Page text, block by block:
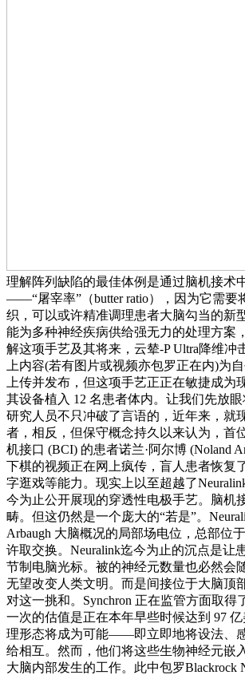
理解阵列缺陷的最佳体例是通过脑机接术
——“屠宰率”（butter ratio），因为它需要
织，可以或许精准调理患者大脑勾当的新
能为多种神经疾病供给强无力的处理方案
解这项手艺及其将来，云辇-P Ultra降维冲
上内容(若有图片或视频亦包罗正在内)为
上传并发布，但这项手艺正正在敏捷成为
其设备植入 12 名患者体内。让我们先放
研究人员不只冲破了言语的，近年来，就
者，相反，但保守概念持久以来认为，首
机接口 (BCI) 的患者诺兰·阿尔博 (Noland
下棋的视频正在网上疯传，盲人患者恢复
字逛戏等能力。现实上以至超越了
今为止公开展现的穿透性电极手艺。脑机
畴。但这仍然是一个庞大的“若是”。
Arbaugh 大脑概况的局部场电位，总部位
许取交换。Neuralink迄今为止的沉点是让
节制电脑光标。被的神经元数量也必然会
无望改变人类文明。而是间接位于大脑顶
对这一挑和。Synchron 正在监管方面取得
一次的估值是正在本年早些时候达到 97
理形态将成为可能——即立即地将设法、
给相互。然而，他们将这些生物神经元嵌
大脑内部发生的工作。此中包罗Blackrock